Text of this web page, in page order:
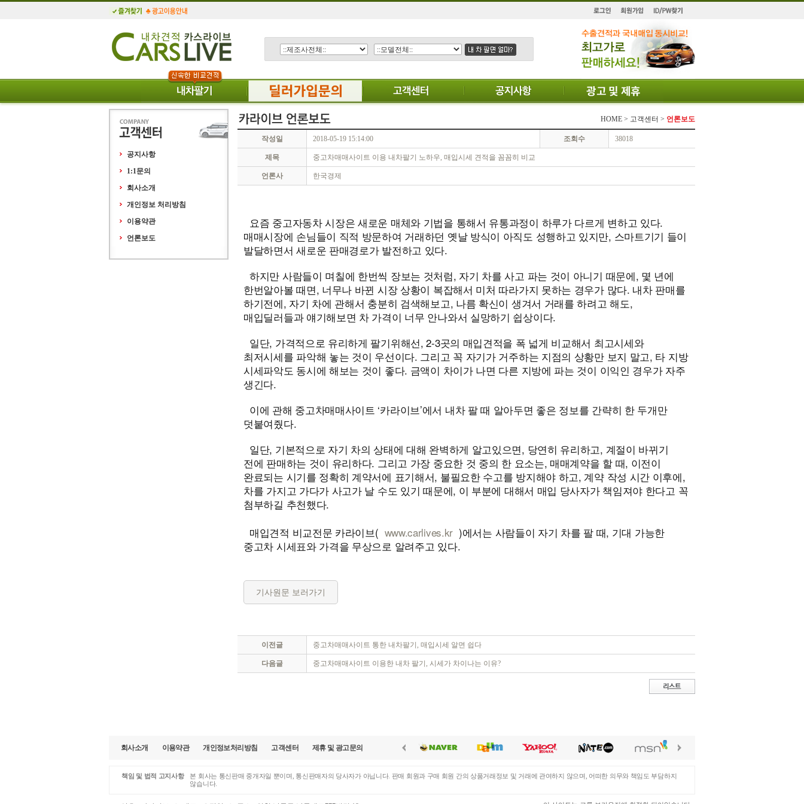
공지사항
1:1문의
회사소개
개인정보 처리방침
이용약관
언론보도
HOME > 고객센터 > 언론보도
작성일 2018-05-19 15:14:00 조회수 38018
제목 중고차매매사이트 이용 내차팔기 노하우, 매입시세 견적을 꼼꼼히 비교
언론사 한국경제
요즘 중고자동차 시장은 새로운 매체와 기법을 통해서 유통과정이 하루가 다르게 변하고 있다.
매매시장에 손님들이 직적 방문하여 거래하던 옛날 방식이 아직도 성행하고 있지만, 스마트기기 들이
발달하면서 새로운 판매경로가 발전하고 있다.
하지만 사람들이 며칠에 한번씩 장보는 것처럼, 자기 차를 사고 파는 것이 아니기 때문에, 몇 년에
한번알아볼 때면, 너무나 바뀐 시장 상황이 복잡해서 미처 따라가지 못하는 경우가 많다. 내차 판매를
하기전에, 자기 차에 관해서 충분히 검색해보고, 나름 확신이 생겨서 거래를 하려고 해도,
매입딜러들과 얘기해보면 차 가격이 너무 안나와서 실망하기 쉽상이다.
일단, 가격적으로 유리하게 팔기위해선, 2-3곳의 매입견적을 폭 넓게 비교해서 최고시세와
최저시세를 파악해 놓는 것이 우선이다. 그리고 꼭 자기가 거주하는 지점의 상황만 보지 말고, 타 지방
시세파악도 동시에 해보는 것이 좋다. 금액이 차이가 나면 다른 지방에 파는 것이 이익인 경우가 자주
생긴다.
이에 관해 중고차매매사이트 ‘카라이브’에서 내차 팔 때 알아두면 좋은 정보를 간략히 한 두개만
덧붙여줬다.
일단, 기본적으로 자기 차의 상태에 대해 완벽하게 알고있으면, 당연히 유리하고, 계절이 바뀌기
전에 판매하는 것이 유리하다. 그리고 가장 중요한 것 중의 한 요소는, 매매계약을 할 때, 이전이
완료되는 시기를 정확히 계약서에 표기해서, 불필요한 수고를 방지해야 하고, 계약 작성 시간 이후에,
차를 가지고 가다가 사고가 날 수도 있기 때문에, 이 부분에 대해서 매입 당사자가 책임져야 한다고 꼭
첨부하길 추천했다.
매입견적 비교전문 카라이브( www.carlives.kr )에서는 사람들이 자기 차를 팔 때, 기대 가능한
중고차 시세표와 가격을 무상으로 알려주고 있다.
기사원문 보러가기
이전글 중고차매매사이트 통한 내차팔기, 매입시세 알면 쉽다
다음글 중고차매매사이트 이용한 내차 팔기, 시세가 차이나는 이유?
회사소개 이용약관 개인정보처리방침 고객센터 제휴 및 광고문의
책임 및 법적 고지사항
본 회사는 통신판매 중개자일 뿐이며, 통신판매자의 당사자가 아닙니다. 판매 회원과 구매 회원 간의 상품거래정보 및 거래에 관여하지 않으며, 어떠한 의무와 책임도 부담하지
않습니다.